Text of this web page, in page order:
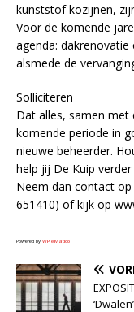
kunststof kozijnen,
Voor de komende
agenda:
alsmede de
Solliciteren
Dat alles, samen met
komende periode in
nieuwe beheerder.
help jij De Kuip
Neem dan contact
651410) of kijk op
Powered by WPeMatico
‘Dwalen’